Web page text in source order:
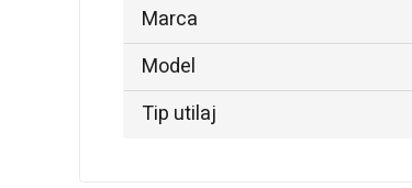
Marca
Model
Tip utilaj